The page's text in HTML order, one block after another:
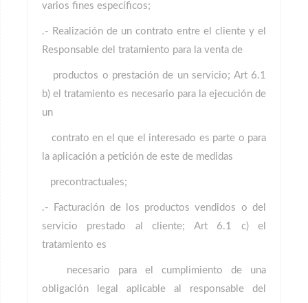
varios fines específicos;
.- Realización de un contrato entre el cliente y el
Responsable del tratamiento para la venta de
productos o prestación de un servicio; Art 6.1
b) el tratamiento es necesario para la ejecución de
un
contrato en el que el interesado es parte o para
la aplicación a petición de este de medidas
precontractuales;
.- Facturación de los productos vendidos o del
servicio prestado al cliente; Art 6.1 c) el
tratamiento es
necesario para el cumplimiento de una
obligación legal aplicable al responsable del